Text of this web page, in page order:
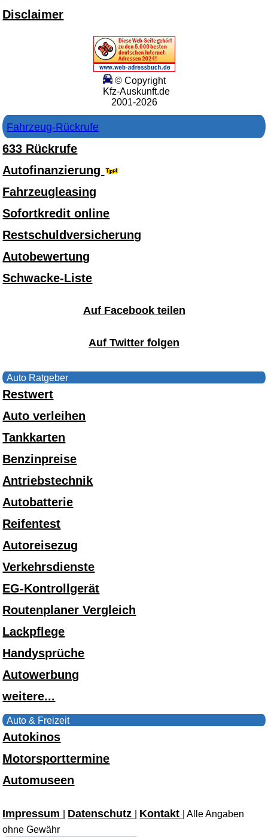
Disclaimer
© Copyright
Kfz-Auskunft.de
2001-2026
Fahrzeug-Rückrufe
633 Rückrufe
Autofinanzierung
Fahrzeugleasing
Sofortkredit online
Restschuldversicherung
Autobewertung
Schwacke-Liste
Auf Facebook teilen
Auf Twitter folgen
Auto Ratgeber
Restwert
Auto verleihen
Tankkarten
Benzinpreise
Antriebstechnik
Autobatterie
Reifentest
Autoreisezug
Verkehrsdienste
EG-Kontrollgerät
Routenplaner Vergleich
Lackpflege
Handysprüche
Autowerbung
weitere...
Auto & Freizeit
Autokinos
Motorsporttermine
Automuseen
Impressum Datenschutz Kontakt
| Alle Angaben
ohne Gewähr